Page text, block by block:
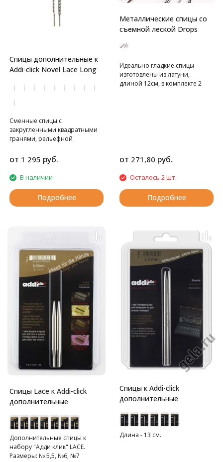
Спицы дополнительные к
Addi-click Novel Lace Long
Сменные спицы с
закругленными квадратными
гранями, рельефной
эргономичным дизайном.
от 1 295 руб.
В наличии
Подробнее
Металлические спицы со
съемной леской Drops
Идеально гладкие спицы
изготовлены из латуни,
длиной 12см, в комплекте 2
от 271,80 руб.
Осталось 2 шт.
Подробнее
Спицы Lace к Addi-click
дополнительные
Дополнительные спицы к
набору "Адди клик" LACE.
Размеры: № 5,5, №6, №7
Спицы к Addi-click
дополнительные
Длина - 13 см.